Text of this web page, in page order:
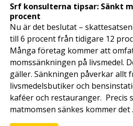
Srf konsulterna tipsar: Sänkt
procent
Nu är det beslutat –
till 6 procent från tidigare 12
Många företag kommer att
momssänkningen på livsmedel.
gäller. Sänkningen påverkar allt
livsmedelsbutiker och
kaféer och restauranger. Precis
matmomsen sänkes kommer det